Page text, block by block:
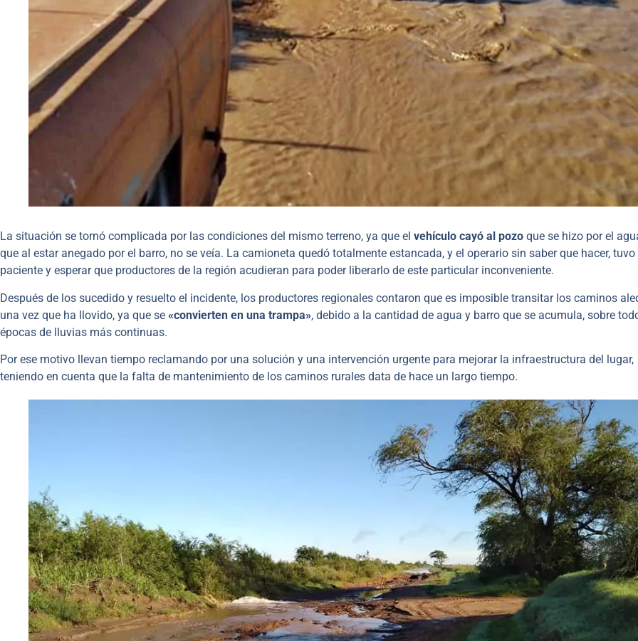
La situación se tornó complicada por las condiciones del mismo terreno, ya que el vehículo cayó al pozo que se hizo por el
que al estar anegado por el barro, no se veía. La camioneta quedó totalmente estancada, y el operario sin saber que hacer, tuvo
paciente y esperar que productores de la región acudieran para poder liberarlo de este particular inconveniente.
Después de los sucedido y resuelto el incidente, los productores regionales contaron que es imposible transitar los caminos
una vez que ha llovido, ya que se «convierten en una trampa», debido a la cantidad de agua y barro que se acumula, sobre
épocas de lluvias más continuas.
Por ese motivo llevan tiempo reclamando por una solución y una intervención urgente para mejorar la infraestructura del lugar,
teniendo en cuenta que la falta de mantenimiento de los caminos rurales data de hace un largo tiempo.